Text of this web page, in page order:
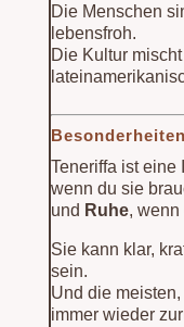
Die Menschen
lebensfroh.
Die Kultur
Teneriffa ist eine
wenn du sie
und Ruhe, wenn
Sie kann klar,
sein.
Und die
immer wieder